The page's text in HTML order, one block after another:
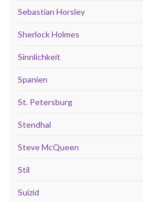
Sebastian Horsley
Sherlock Holmes
Sinnlichkeit
Spanien
St. Petersburg
Stendhal
Steve McQueen
Stil
Suizid